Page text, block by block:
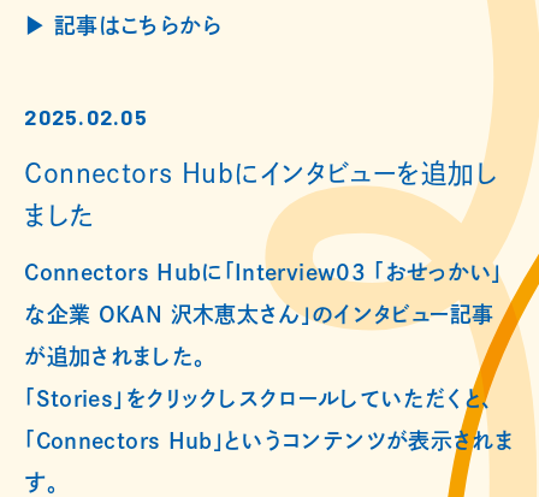
▶︎ 記事はこちらから
2025.02.05
Connectors Hubにインタビューを追加し
ました
Connectors Hubに「Interview03 「おせっかい」
な企業 OKAN 沢木恵太さん」のインタビュー記事
が追加されました。
「Stories」をクリックしスクロールしていただくと、
「Connectors Hub」というコンテンツが表示されま
す。